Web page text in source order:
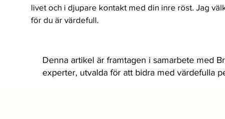
livet och i djupare kontakt med din inre röst. Jag
för du är värdefull.
Denna artikel är framtagen i samarbete med
experter, utvalda för att bidra med värdefulla